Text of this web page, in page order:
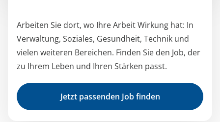
Arbeiten Sie dort, wo Ihre Arbeit Wirkung hat: In
Verwaltung, Soziales, Gesundheit, Technik und
vielen weiteren Bereichen. Finden Sie den Job, der
zu Ihrem Leben und Ihren Stärken passt.
Jetzt passenden Job finden